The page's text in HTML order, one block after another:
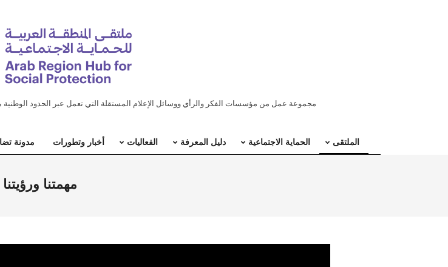
المنطقة
مجموعة عمل من مؤسسات الفكر والرأي ووسائل الإعلام المستقلة التي تعمل عبر الحدود
الملتقى الحماية الاجتماعية دليل المعرفة الفعاليات أخبار وتطورات مدونة
مهمتنا ورؤيتنا